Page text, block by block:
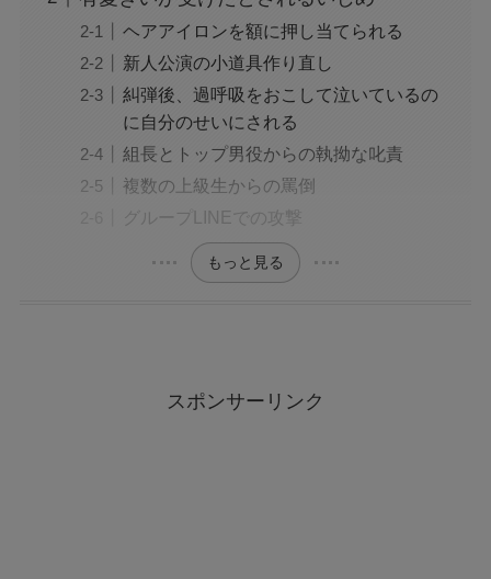
ヘアアイロンを額に押し当てられる
新人公演の小道具作り直し
糾弾後、過呼吸をおこして泣いているの
に自分のせいにされる
組長とトップ男役からの執拗な叱責
複数の上級生からの罵倒
グループLINEでの攻撃
もっと見る
スポンサーリンク